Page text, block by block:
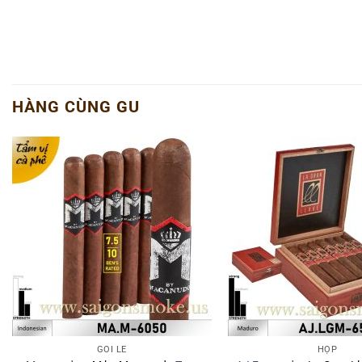
HÀNG CÙNG GU
GÓI LẺ HỘP